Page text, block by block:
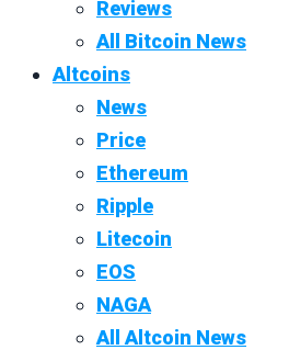
Reviews
All Bitcoin News
Altcoins
News
Price
Ethereum
Ripple
Litecoin
EOS
NAGA
All Altcoin News